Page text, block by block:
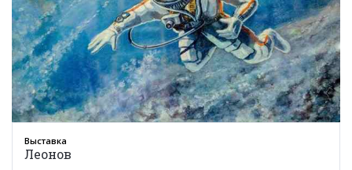
Выставка
Леонов